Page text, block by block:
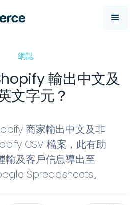
網誌
輸出中文及
文字元？
商家輸出中文及非
CSV 檔案，此有助
輸及客戶信息導出至
Spreadsheets。